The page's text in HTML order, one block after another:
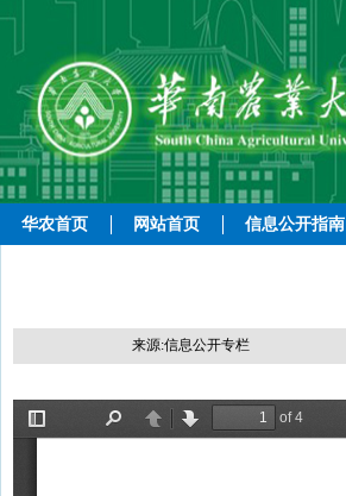
华农首页 网站首页 信息公开指南
来源:信息公开专栏